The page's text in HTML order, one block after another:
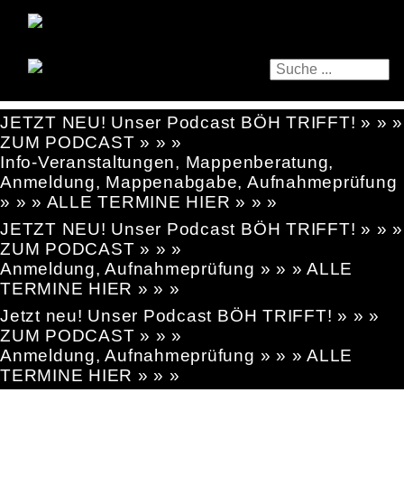
JETZT NEU! Unser Podcast BÖH TRIFFT! » » »
ZUM PODCAST » » »
Info-Veranstaltungen, Mappenberatung,
Anmeldung, Mappenabgabe, Aufnahmeprüfung
» » » ALLE TERMINE HIER » » »
JETZT NEU! Unser Podcast BÖH TRIFFT! » » »
ZUM PODCAST » » »
Anmeldung, Aufnahmeprüfung » » » ALLE
TERMINE HIER » » »
Jetzt neu! Unser Podcast BÖH TRIFFT! » » »
ZUM PODCAST » » »
Anmeldung, Aufnahmeprüfung » » » ALLE
TERMINE HIER » » »